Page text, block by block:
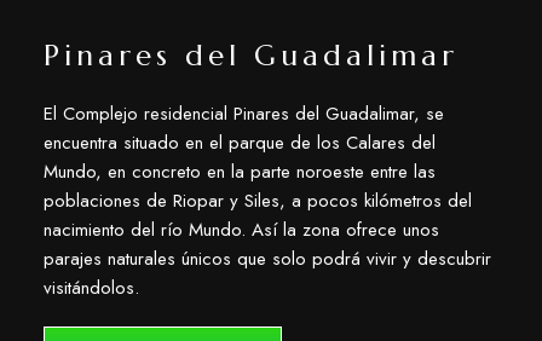
Pinares del Guadalimar
El Complejo residencial Pinares del Guadalimar, se
encuentra situado en el parque de los Calares del
Mundo, en concreto en la parte noroeste entre las
poblaciones de Riopar y Siles, a pocos kilómetros del
nacimiento del río Mundo. Así la zona ofrece unos
parajes naturales únicos que solo podrá vivir y descubrir
visitándolos.